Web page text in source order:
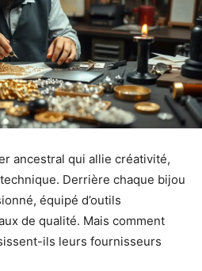
ancestral qui allie créativité,
Derrière chaque bijou
équipé d’outils
de qualité. Mais comment
ils leurs fournisseurs